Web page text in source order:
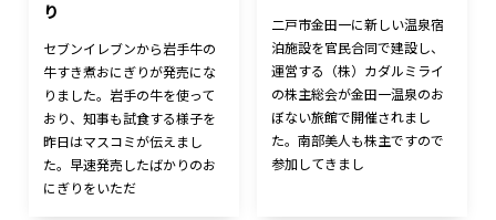
り
セブンイレブンから岩手牛の
牛すき煮おにぎりが発売にな
りました。岩手の牛を使って
おり、知事も試食する様子を
昨日はマスコミが伝えまし
た。早速発売したばかりのお
にぎりをいただ
二戸市金田一に新しい温泉宿
泊施設を官民合同で建設し、
運営する（株）カダルミライ
の株主総会が金田一温泉のお
ぼない旅館で開催されまし
た。南部美人も株主ですので
参加してきまし